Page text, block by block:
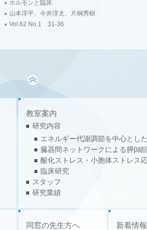
ホルモンと臨床
山本淳平、今井淳太、片桐秀樹
Vol.62 No.1 31-36
教室案内
研究内容
エネルギー代謝調節を中心とし
臓器間ネットワークによる膵β細
酸化ストレス・小胞体ストレス
臨床研究
スタッフ
研究業績
同窓の先生方へ 新着情報